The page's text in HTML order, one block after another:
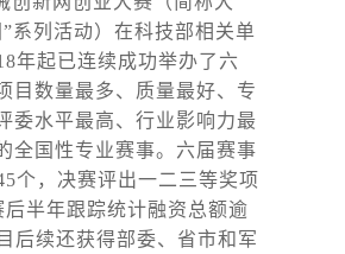
系列活动）在科技部相关单
年起已连续成功举办了六
目数量最多、质量最好、专
委水平最高、行业影响力最
全国性专业赛事。六届赛事
个，决赛评出一二三等奖项
后半年跟踪统计融资总额逾
后续还获得部委、省市和军